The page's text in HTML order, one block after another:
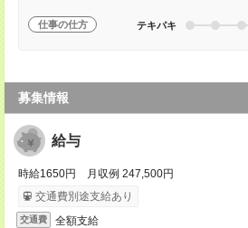
仕事の仕方 テキパキ
募集情報
給与
時給1650円 月収例 247,500円
交通費別途支給あり
交通費 全額支給